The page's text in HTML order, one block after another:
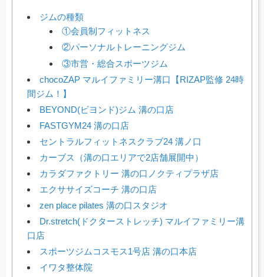
ジムの種類
①会員制フィットネス
②パーソナルトレーニングジム
③市営・総合スポーツジム
chocoZAP マルイファミリー溝口【RIZAP監修 24時
間ジム！】
BEYOND(ビヨンド)ジム 溝の口店
FASTGYM24 溝の口店
セントラルフィットネスクラブ24 溝ノ口
カーブス（溝の口エリアで2店舗展開中）
カラダファクトリー 溝の口ノクティプラザ店
エクササイズコーチ 溝の口店
zen place pilates 溝の口スタジオ
Dr.stretch(ドクターストレッチ) マルイファミリー溝
口店
スポーツジムコスモス1号店 溝の口本店
イワタ整体院